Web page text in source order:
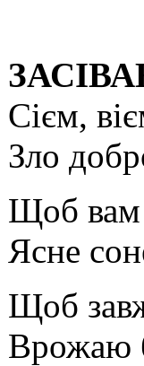
Сієм,
Зло
Щоб вам
Ясне
Щоб
Врожаю